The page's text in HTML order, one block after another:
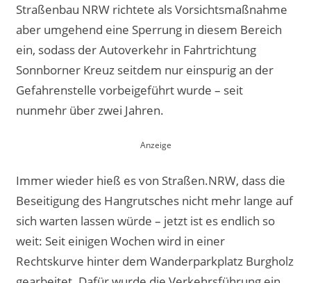
Straßenbau NRW richtete als Vorsichtsmaßnahme
aber umgehend eine Sperrung in diesem Bereich
ein, sodass der Autoverkehr in Fahrtrichtung
Sonnborner Kreuz seitdem nur einspurig an der
Gefahrenstelle vorbeigeführt wurde – seit
nunmehr über zwei Jahren.
Immer wieder hieß es von Straßen.NRW, dass die
Beseitigung des Hangrutsches nicht mehr lange auf
sich warten lassen würde – jetzt ist es endlich so
weit: Seit einigen Wochen wird in einer
Rechtskurve hinter dem Wanderparkplatz Burgholz